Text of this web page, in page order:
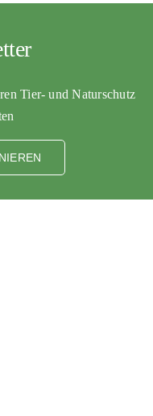
Tier- und Naturschutz